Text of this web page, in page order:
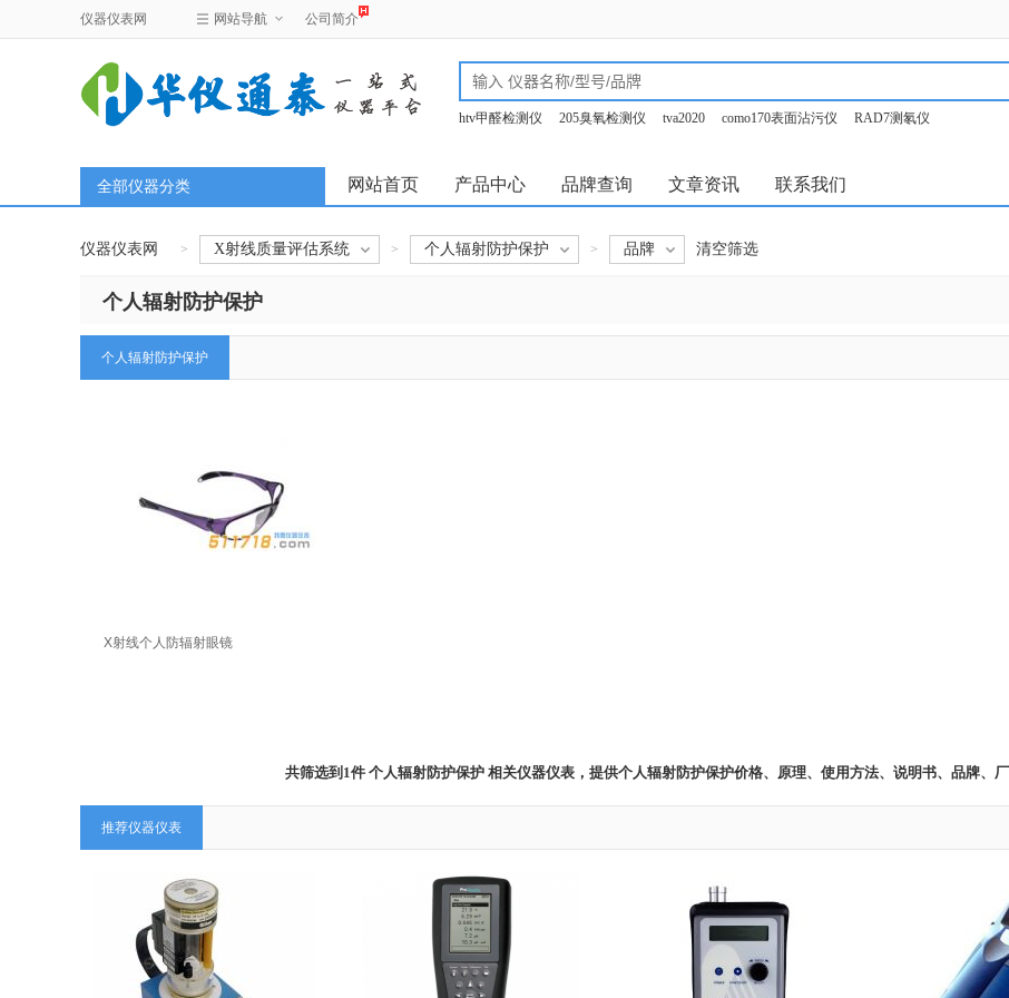
仪器仪表网 网站导航 公司简介
htv甲醛检测仪 205臭氧检测仪 tva2020 como170表面沾污仪
RAD7测氡仪
网站首页 产品中心 品牌查询 文章资讯 联系我们
全部仪器分类
仪器仪表网 > X射线质量评估系统 > 个人辐射防护保护 > 品牌 清空筛选
个人辐射防护保护
个人辐射防护保护
X射线个人防辐射眼镜
共筛选到1件 个人辐射防护保护 相关仪器仪表，提供个人辐射防护保护价格、原理、使用方法、说明书、品牌、
推荐仪器仪表